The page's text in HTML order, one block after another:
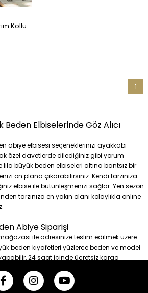
Kollu
1
Beden Elbiselerinde Göz Alıcı
abiye elbisesi seçeneklerinizi ayakkabı
özel davetlerde dilediğiniz gibi yorum
lila büyük beden elbiseleri altına bantsız bir
ön plana çıkarabilirsiniz. Kendi tarzınıza
elbise ile bütünleşmenizi sağlar. Yen sezon
tarzınıza en yakın olanı kolaylıkla online
Abiye Siparişi
ile adresinize teslim edilmek üzere
beden kıyafetleri yüzlerce beden ve model
24 saat içinde ücretsiz kargo
için de kargo ücreti ödemezsiniz.